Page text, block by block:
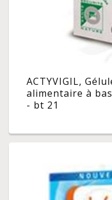
ACTYVIGIL,
alimentaire à
- bt 21